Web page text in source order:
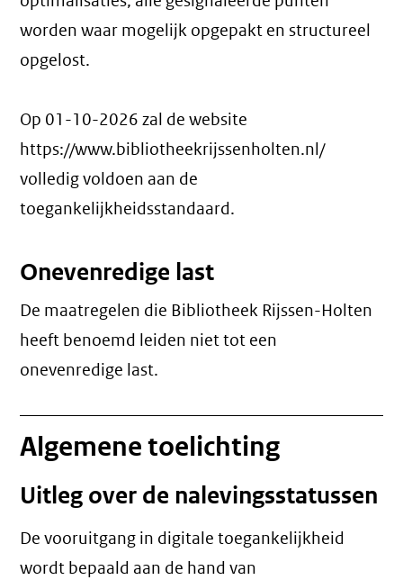
worden waar mogelijk opgepakt en structureel
opgelost.
Op 01-10-2026 zal de website
https://www.bibliotheekrijssenholten.nl/
volledig voldoen aan de
toegankelijkheidsstandaard.
Onevenredige last
De maatregelen die Bibliotheek Rijssen-Holten
heeft benoemd leiden niet tot een
onevenredige last.
Algemene toelichting
Uitleg over de nalevingsstatussen
De vooruitgang in digitale toegankelijkheid
wordt bepaald aan de hand van